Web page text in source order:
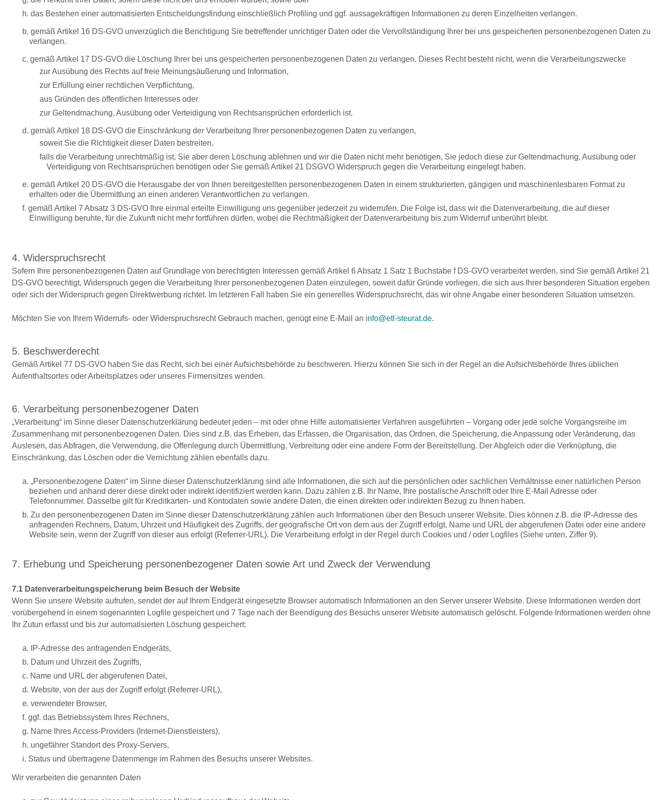
h. das Bestehen einer automatisierten Entscheidungsfindung einschließlich Profiling und ggf. aussagekräftigen Informationen zu deren Einzelheiten verlangen.
b. gemäß Artikel 16 DS-GVO unverzüglich die Berichtigung Sie betreffender unrichtiger Daten oder die Vervollständigung Ihrer bei uns gespeicherten personenbezogenen Daten zu
verlangen.
c. gemäß Artikel 17 DS-GVO die Löschung Ihrer bei uns gespeicherten personenbezogenen Daten zu verlangen. Dieses Recht besteht nicht, wenn die Verarbeitungszwecke
zur Ausübung des Rechts auf freie Meinungsäußerung und Information,
zur Erfüllung einer rechtlichen Verpflichtung,
aus Gründen des öffentlichen Interesses oder
zur Geltendmachung, Ausübung oder Verteidigung von Rechtsansprüchen erforderlich ist.
d. gemäß Artikel 18 DS-GVO die Einschränkung der Verarbeitung Ihrer personenbezogenen Daten zu verlangen,
soweit Sie die Richtigkeit dieser Daten bestreiten,
falls die Verarbeitung unrechtmäßig ist, Sie aber deren Löschung ablehnen und wir die Daten nicht mehr benötigen, Sie jedoch diese zur Geltendmachung, Ausübung oder
Verteidigung von Rechtsansprüchen benötigen oder Sie gemäß Artikel 21 DSGVO Widerspruch gegen die Verarbeitung eingelegt haben.
e. gemäß Artikel 20 DS-GVO die Herausgabe der von Ihnen bereitgestellten personenbezogenen Daten in einem strukturierten, gängigen und maschinenlesbaren Format zu
erhalten oder die Übermittlung an einen anderen Verantwortlichen zu verlangen.
f. gemäß Artikel 7 Absatz 3 DS-GVO Ihre einmal erteilte Einwilligung uns gegenüber jederzeit zu widerrufen. Die Folge ist, dass wir die Datenverarbeitung, die auf dieser
Einwilligung beruhte, für die Zukunft nicht mehr fortführen dürfen, wobei die Rechtmäßigkeit der Datenverarbeitung bis zum Widerruf unberührt bleibt.
4. Widerspruchsrecht
Sofern Ihre personenbezogenen Daten auf Grundlage von berechtigten Interessen gemäß Artikel 6 Absatz 1 Satz 1 Buchstabe f DS-GVO verarbeitet werden, sind Sie gemäß Artikel 21
DS-GVO berechtigt, Widerspruch gegen die Verarbeitung Ihrer personenbezogenen Daten einzulegen, soweit dafür Gründe vorliegen, die sich aus Ihrer besonderen Situation ergeben
oder sich der Widerspruch gegen Direktwerbung richtet. Im letzteren Fall haben Sie ein generelles Widerspruchsrecht, das wir ohne Angabe einer besonderen Situation umsetzen.
Möchten Sie von Ihrem Widerrufs- oder Widerspruchsrecht Gebrauch machen, genügt eine E-Mail an info@etl-steurat.de.
5. Beschwerderecht
Gemäß Artikel 77 DS-GVO haben Sie das Recht, sich bei einer Aufsichtsbehörde zu beschweren. Hierzu können Sie sich in der Regel an die Aufsichtsbehörde Ihres üblichen
Aufenthaltsortes oder Arbeitsplatzes oder unseres Firmensitzes wenden.
6. Verarbeitung personenbezogener Daten
„Verarbeitung“ im Sinne dieser Datenschutzerklärung bedeutet jeden – mit oder ohne Hilfe automatisierter Verfahren ausgeführten – Vorgang oder jede solche Vorgangsreihe im
Zusammenhang mit personenbezogenen Daten. Dies sind z.B. das Erheben, das Erfassen, die Organisation, das Ordnen, die Speicherung, die Anpassung oder Veränderung, das
Auslesen, das Abfragen, die Verwendung, die Offenlegung durch Übermittlung, Verbreitung oder eine andere Form der Bereitstellung. Der Abgleich oder die Verknüpfung, die
Einschränkung, das Löschen oder die Vernichtung zählen ebenfalls dazu.
a. „Personenbezogene Daten“ im Sinne dieser Datenschutzerklärung sind alle Informationen, die sich auf die persönlichen oder sachlichen Verhältnisse einer natürlichen Person
beziehen und anhand derer diese direkt oder indirekt identifiziert werden kann. Dazu zählen z.B. Ihr Name, Ihre postalische Anschrift oder Ihre E-Mail Adresse oder
Telefonnummer. Dasselbe gilt für Kreditkarten- und Kontodaten sowie andere Daten, die einen direkten oder indirekten Bezug zu Ihnen haben.
b. Zu den personenbezogenen Daten im Sinne dieser Datenschutzerklärung zählen auch Informationen über den Besuch unserer Website. Dies können z.B. die IP-Adresse des
anfragenden Rechners, Datum, Uhrzeit und Häufigkeit des Zugriffs, der geografische Ort von dem aus der Zugriff erfolgt, Name und URL der abgerufenen Datei oder eine andere
Website sein, wenn der Zugriff von dieser aus erfolgt (Referrer-URL). Die Verarbeitung erfolgt in der Regel durch Cookies und / oder Logfiles (Siehe unten, Ziffer 9).
7. Erhebung und Speicherung personenbezogener Daten sowie Art und Zweck der Verwendung
7.1 Datenverarbeitungspeicherung beim Besuch der Website
Wenn Sie unsere Website aufrufen, sendet der auf Ihrem Endgerät eingesetzte Browser automatisch Informationen an den Server unserer Website. Diese Informationen werden dort
vorübergehend in einem sogenannten Logfile gespeichert und 7 Tage nach der Beendigung des Besuchs unserer Website automatisch gelöscht. Folgende Informationen werden ohne
Ihr Zutun erfasst und bis zur automatisierten Löschung gespeichert:
a. IP-Adresse des anfragenden Endgeräts,
b. Datum und Uhrzeit des Zugriffs,
c. Name und URL der abgerufenen Datei,
d. Website, von der aus der Zugriff erfolgt (Referrer-URL),
e. verwendeter Browser,
f. ggf. das Betriebssystem Ihres Rechners,
g. Name Ihres Access-Providers (Internet-Dienstleisters),
h. ungefährer Standort des Proxy-Servers,
i. Status und übertragene Datenmenge im Rahmen des Besuchs unserer Websites.
Wir verarbeiten die genannten Daten